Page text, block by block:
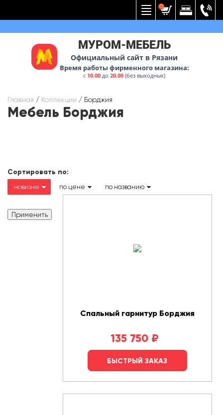
0
МУРОМ-МЕБЕЛЬ
Официальный сайт в Рязани
Время работы фирменного магазина:
с 10.00 до20.00 (без выходных)
Главная / Коллекции / Борджия
Мебель Борджия
Сортировать по:
новизне по цене по названию
Спальный гарнитур Борджия
135 750 ₽
БЫСТРЫЙ ЗАКАЗ